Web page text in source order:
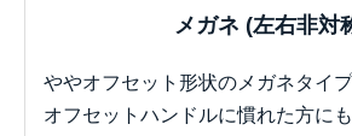
メガネ (左右非対
ややオフセット形状のメガネタイプ
オフセットハンドルに慣れた方に